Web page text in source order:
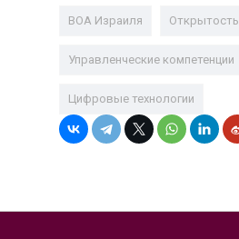
ВОА Израиля Открытость
Управленческие компетенции
Цифровые технологии